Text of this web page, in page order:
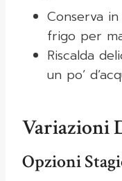
Conserva
frigo per
Riscalda
un po’
Variazioni
Opzioni